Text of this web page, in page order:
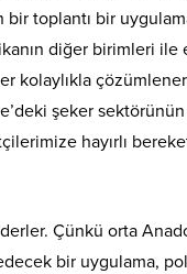
toplantı bir
diğer birimleri
kolaylıkla
şeker
hayırlı
Çünkü orta
bir uygulama,